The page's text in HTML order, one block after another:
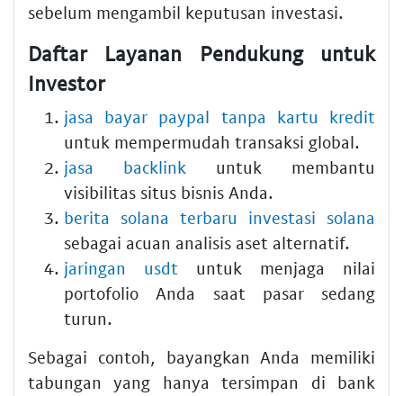
sebelum mengambil keputusan investasi.
Daftar Layanan Pendukung untuk
Investor
jasa bayar paypal tanpa kartu kredit
untuk mempermudah transaksi global.
jasa backlink untuk membantu
visibilitas situs bisnis Anda.
berita solana terbaru investasi solana
sebagai acuan analisis aset alternatif.
jaringan usdt untuk menjaga nilai
portofolio Anda saat pasar sedang
turun.
Sebagai contoh, bayangkan Anda memiliki
tabungan yang hanya tersimpan di bank